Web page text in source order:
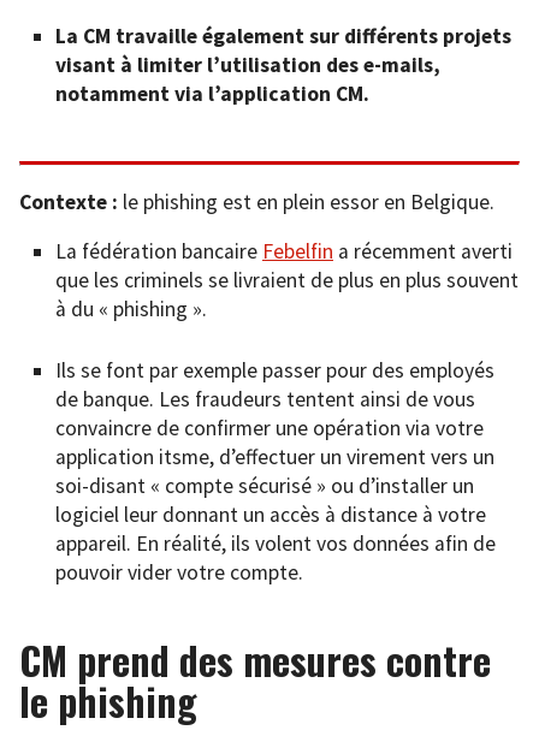
La CM travaille également sur différents projets
visant à limiter l’utilisation des e-mails,
notamment via l’application CM.
Contexte : le phishing est en plein essor en Belgique.
La fédération bancaire Febelfin a récemment averti
que les criminels se livraient de plus en plus souvent
à du « phishing ».
Ils se font par exemple passer pour des employés
de banque. Les fraudeurs tentent ainsi de vous
convaincre de confirmer une opération via votre
application itsme, d’effectuer un virement vers un
soi-disant « compte sécurisé » ou d’installer un
logiciel leur donnant un accès à distance à votre
appareil. En réalité, ils volent vos données afin de
pouvoir vider votre compte.
CM prend des mesures contre
le phishing